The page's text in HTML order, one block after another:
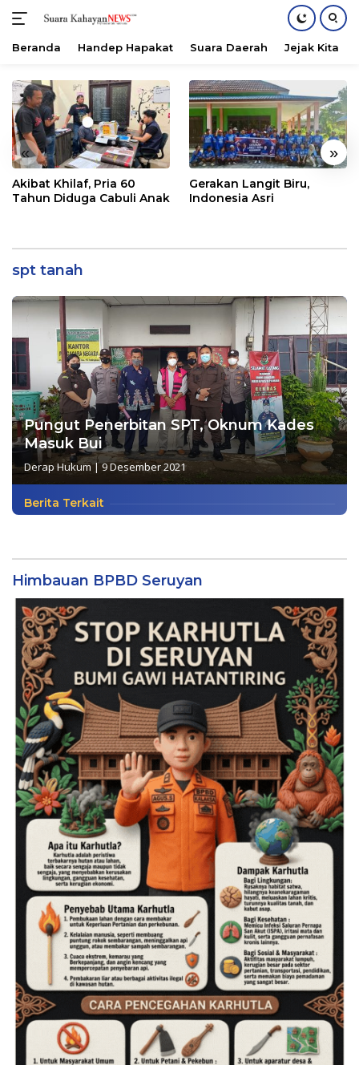
konten
Beranda Handep Hapakat Suara Daerah Jejak Kita
« »
Akibat Khilaf, Pria 60
Tahun Diduga Cabuli Anak
Gerakan Langit Biru,
Indonesia Asri
spt tanah
Pungut Penerbitan SPT, Oknum Kades
Masuk Bui
Derap Hukum|9 Desember 2021
Berita Terkait
Himbauan BPBD Seruyan